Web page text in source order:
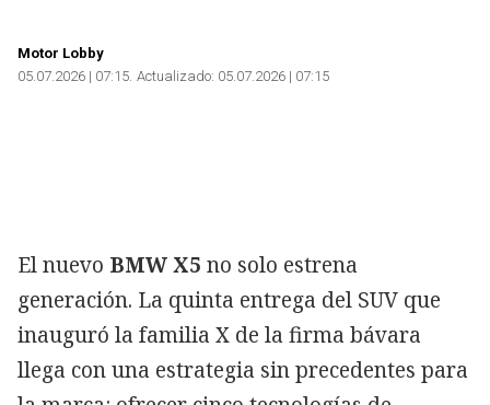
Motor Lobby
05.07.2026 | 07:15 Actualizado: 05.07.2026 | 07:15
El nuevo BMW X5 no solo estrena
generación. La quinta entrega del SUV que
inauguró la familia X de la firma bávara
llega con una estrategia sin precedentes para